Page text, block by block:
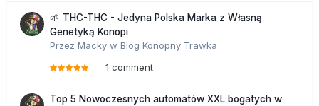
🌱 THC-THC - Jedyna Polska Marka z Własną
Genetyką Konopi
Przez Macky w Blog Konopny Trawka
1 comment
Top 5 Nowoczesnych automatów XXL bogatych w